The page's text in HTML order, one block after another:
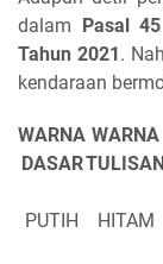
dalam Pasal
Tahun 2021.
kendaraan
WARNA
DASAR
WARNA
PUTIH HITAM